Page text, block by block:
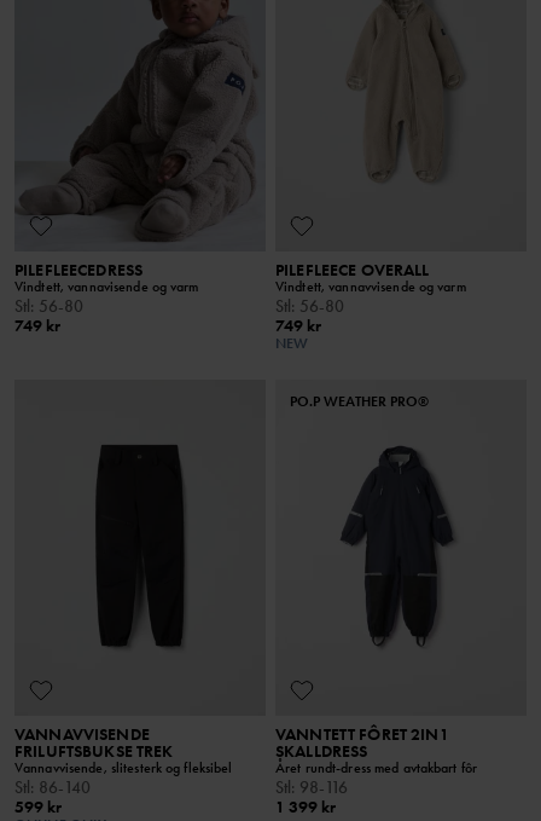
PILEFLEECEDRESS
Vindtett, vannavisende og varm
Stl: 56-80
749 kr
PILEFLEECE OVERALL
Vindtett, vannavvisende og varm
Stl: 56-80
749 kr
NEW
VANNAVVISENDE
FRILUFTSBUKSE TREK
Vannavvisende, slitesterk og fleksibel
Stl: 86-140
599 kr
PO.P WEATHER PRO®
VANNTETT FÔRET 2IN1
SKALLDRESS
Året rundt-dress med avtakbart fôr
Stl: 98-116
1 399 kr